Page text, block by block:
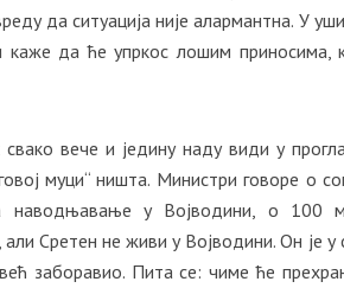
да ситуација није алармантна. У
каже да ће упркос лошим приносима,
вече и једину наду види у
муци“ ништа. Министри говоре о
наводњавање у Војводини, о 100
Сретен не живи у Војводини. Он је у
заборавио. Пита се: чиме ће